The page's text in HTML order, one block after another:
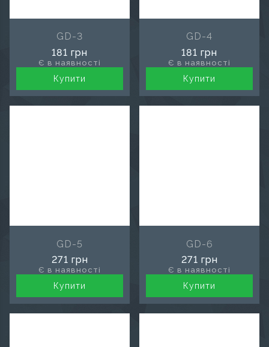
GD-3
181 грн
Є в наявності
Купити
GD-4
181 грн
Є в наявності
Купити
GD-5
271 грн
Є в наявності
Купити
GD-6
271 грн
Є в наявності
Купити